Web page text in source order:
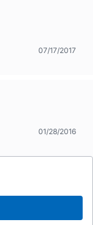
07/17/2017
01/28/2016